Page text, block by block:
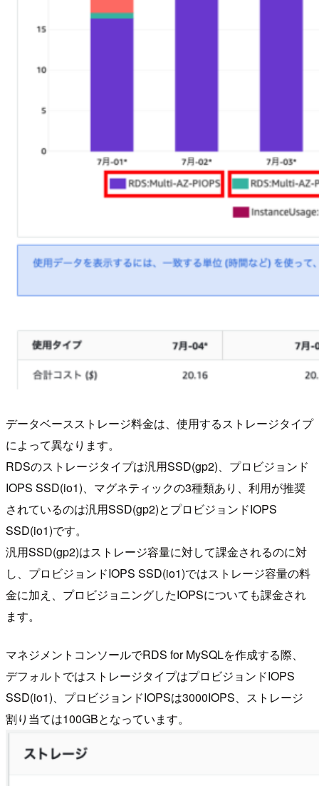
データベースストレージ料金は、使用するストレージタイプ
によって異なります。
RDSのストレージタイプは汎用SSD(gp2)、プロビジョンド
IOPS SSD(io1)、マグネティックの3種類あり、利用が推奨
されているのは汎用SSD(gp2)とプロビジョンドIOPS
SSD(io1)です。
汎用SSD(gp2)はストレージ容量に対して課金されるのに対
し、プロビジョンドIOPS SSD(io1)ではストレージ容量の料
金に加え、プロビジョニングしたIOPSについても課金され
ます。
マネジメントコンソールでRDS for MySQLを作成する際、
デフォルトではストレージタイプはプロビジョンドIOPS
SSD(io1)、プロビジョンドIOPSは3000IOPS、ストレージ
割り当ては100GBとなっています。